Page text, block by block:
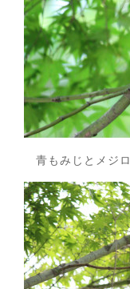
青もみじとメジロ